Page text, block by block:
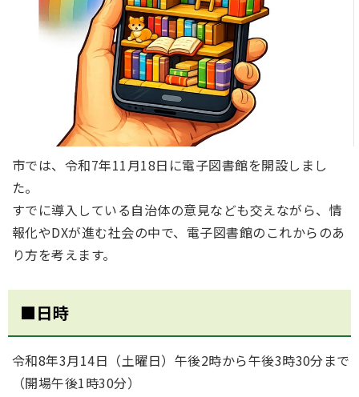
市では、令和7年11月18日に電子図書館を開設しまし
た。
すでに導入している自治体の意見なども交えながら、情
報化やDXが進む社会の中で、電子図書館のこれからのあ
り方を考えます。
■日時
令和8年3月14日（土曜日）午後2時から午後3時30分まで
（開場午後1時30分）